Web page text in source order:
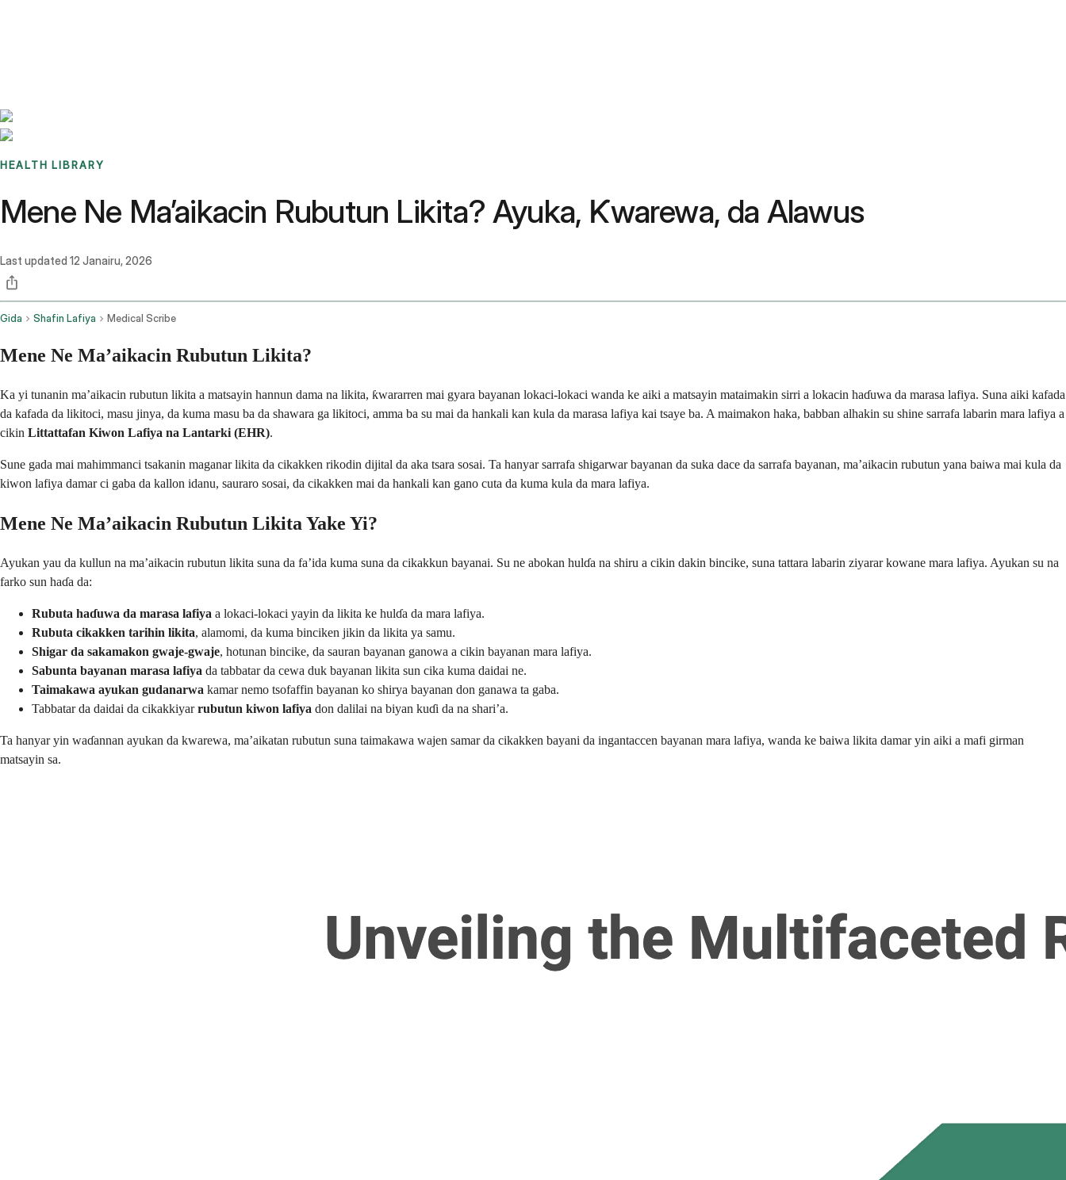
HEALTH LIBRARY
Mene Ne Ma’aikacin Rubutun Likita? Ayuka, Ƙwarewa, da Alawus
Last updated 12 Janairu, 2026
Gida Shafin Lafiya Medical Scribe
Mene Ne Ma’aikacin Rubutun Likita?
Ka yi tunanin ma’aikacin rubutun likita a matsayin hannun dama na likita, ƙwararren mai gyara bayanan lokaci-lokaci wanda ke aiki a matsayin mataimakin sirri a lokacin haɗuwa da marasa lafiya. Suna aiki kafada
da kafada da likitoci, masu jinya, da kuma masu ba da shawara ga likitoci, amma ba su mai da hankali kan kula da marasa lafiya kai tsaye ba. A maimakon haka, babban alhakin su shine sarrafa labarin mara lafiya a
cikin Littattafan Kiwon Lafiya na Lantarki (EHR).
Sune gada mai mahimmanci tsakanin maganar likita da cikakken rikodin dijital da aka tsara sosai. Ta hanyar sarrafa shigarwar bayanan da suka dace da sarrafa bayanan, ma’aikacin rubutun yana baiwa mai kula da
kiwon lafiya damar ci gaba da kallon idanu, sauraro sosai, da cikakken mai da hankali kan gano cuta da kuma kula da mara lafiya.
Mene Ne Ma’aikacin Rubutun Likita Yake Yi?
Ayukan yau da kullun na ma’aikacin rubutun likita suna da fa’ida kuma suna da cikakkun bayanai. Su ne abokan hulɗa na shiru a cikin dakin bincike, suna tattara labarin ziyarar kowane mara lafiya. Ayukan su na
farko sun haɗa da:
Rubuta haɗuwa da marasa lafiya a lokaci-lokaci yayin da likita ke hulɗa da mara lafiya.
Rubuta cikakken tarihin likita, alamomi, da kuma binciken jikin da likita ya samu.
Shigar da sakamakon gwaje-gwaje, hotunan bincike, da sauran bayanan ganowa a cikin bayanan mara lafiya.
Sabunta bayanan marasa lafiya da tabbatar da cewa duk bayanan likita sun cika kuma daidai ne.
Taimakawa ayukan gudanarwa kamar nemo tsofaffin bayanan ko shirya bayanan don ganawa ta gaba.
Tabbatar da daidai da cikakkiyarrubutun kiwon lafiya don dalilai na biyan kuɗi da na shari’a.
Ta hanyar yin waɗannan ayukan da kwarewa, ma’aikatan rubutun suna taimakawa wajen samar da cikakken bayani da ingantaccen bayanan mara lafiya, wanda ke baiwa likita damar yin aiki a mafi girman
matsayin sa.